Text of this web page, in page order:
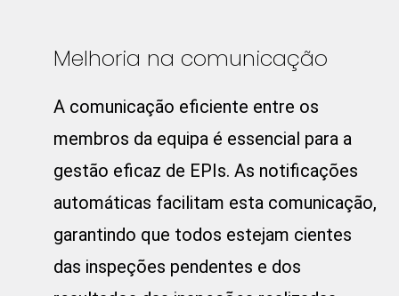
Melhoria na comunicação
A comunicação eficiente entre os
membros da equipa é essencial para a
gestão eficaz de EPIs. As notificações
automáticas facilitam esta comunicação,
garantindo que todos estejam cientes
das inspeções pendentes e dos